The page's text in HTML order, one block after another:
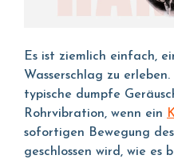
Es ist ziemlich einfach,
Wasserschlag zu
typische dumpfe
Rohrvibration, wenn ein
sofortigen Bewegung
geschlossen wird, wie es